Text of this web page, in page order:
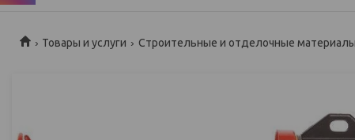
Товары и услуги Строительные и отделочные материалы